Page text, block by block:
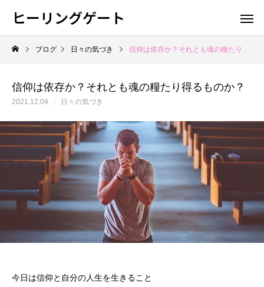
ヒーリングゲート
ブログ 日々の気づき 信仰は依存か？それとも魂の糧たり得るものか？
信仰は依存か？それとも魂の糧たり得るものか？
2021.12.04 日々の気づき
今日は信仰と自分の人生を生きること